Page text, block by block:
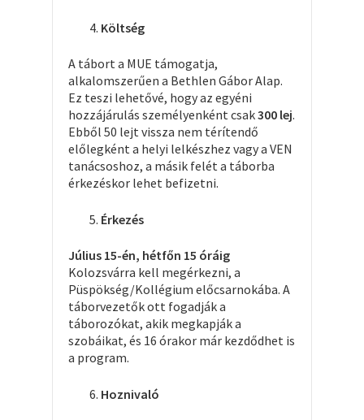
Költség
A tábort a MUE támogatja,
alkalomszerűen a Bethlen Gábor Alap.
Ez teszi lehetővé, hogy az egyéni
hozzájárulás személyenként csak300 lej.
Ebből 50 lejt vissza nem térítendő
előlegként a helyi lelkészhez vagy a VEN
tanácsoshoz, a másik felét a táborba
érkezéskor lehet befizetni.
Érkezés
Július 15-én, hétfőn 15 óráig
Kolozsvárra kell megérkezni, a
Püspökség/Kollégium előcsarnokába. A
táborvezetők ott fogadják a
táborozókat, akik megkapják a
szobáikat, és 16 órakor már kezdődhet is
a program.
Hoznivaló